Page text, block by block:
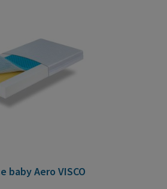
baby Aero VISCO